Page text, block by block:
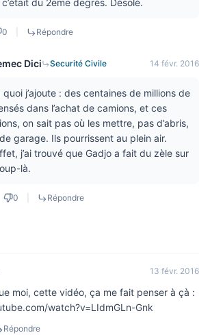
du 2eme degrés. Désolé.
0 Répondre
Dici Securité Civile 14 févr. 2016
quoi j’ajoute : des centaines de millions de
dans l’achat de camions, et ces
on sait pas où les mettre, pas d’abris,
garage. Ils pourrissent au plein air.
j’ai trouvé que Gadjo a fait du zèle sur
là.
0 Répondre
13 févr. 2016
moi, cette vidéo, ça me fait penser à çà :
watch?v=LIdmGLn-Gnk
Répondre